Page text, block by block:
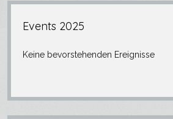
Seitenleiste
Events 2025
Keine bevorstehenden Ereignisse